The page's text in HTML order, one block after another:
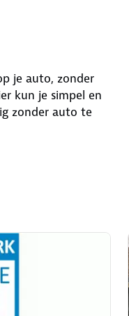
je auto, zonder
kun je simpel en
zonder auto te